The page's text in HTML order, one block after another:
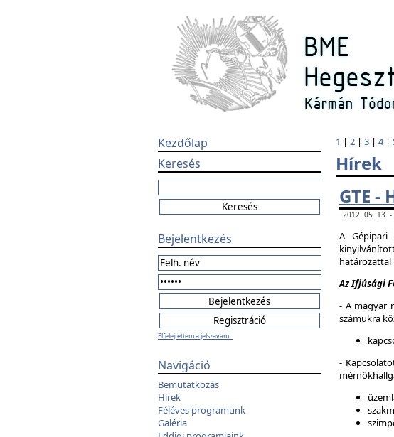
Kezdőlap
Keresés
Bejelentkezés
Elfelejtettem a jelszavam...
Navigáció
Bemutatkozás
Hírek
Féléves programunk
Galéria
1 | 2 | 3 | 4|
Hírek
GTE -
2012. 05. 13.
A Gépipari
határozattal
Az Ifjúsági
- A magyar
számukra
-